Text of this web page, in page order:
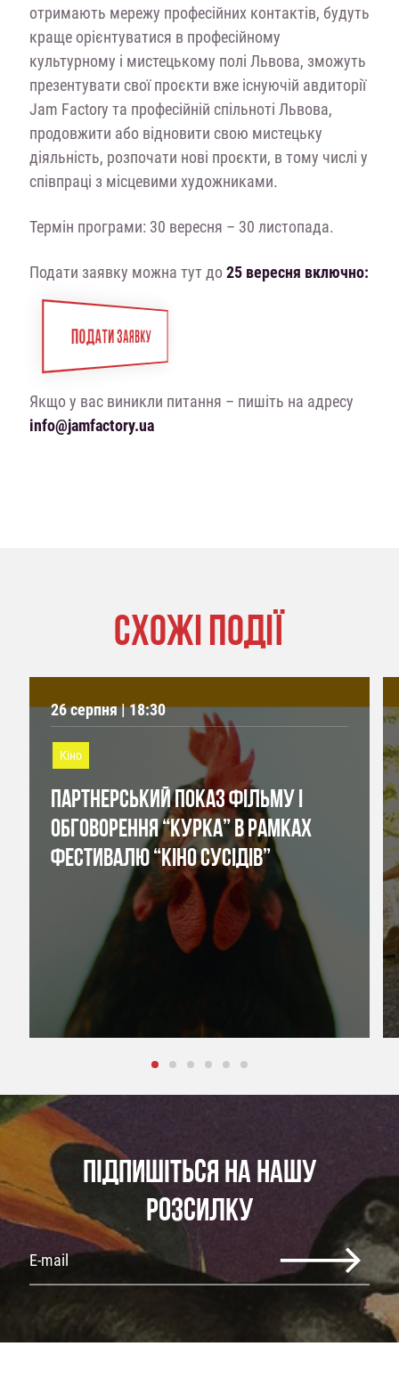
отримають мережу професійних контактів, будуть
краще орієнтуватися в професійному
культурному і мистецькому полі Львова, зможуть
презентувати свої проєкти вже існуючій авдиторії
Jam Factory та професійній спільноті Львова,
продовжити або відновити свою мистецьку
діяльність, розпочати нові проєкти, в тому числі у
співпраці з місцевими художниками.
Термін програми: 30 вересня – 30 листопада.
Подати заявку можна тут до25 вересня включно:
ПОДАТИ ЗАЯВКУ
Якщо у вас виникли питання – пишіть на адресу
info@jamfactory.ua
СХОЖІ ПОДІЇ
26 серпня | 18:30
Кіно
ПАРТНЕРСЬКИЙ ПОКАЗ ФІЛЬМУ І
ОБГОВОРЕННЯ “КУРКА” В РАМКАХ
ФЕСТИВАЛЮ “КІНО СУСІДІВ”
ПІДПИШІТЬСЯ НА НАШУ
РОЗСИЛКУ